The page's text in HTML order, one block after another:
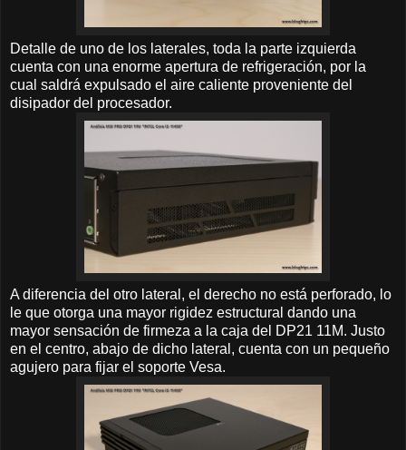
Detalle de uno de los laterales, toda la parte izquierda
cuenta con una enorme apertura de refrigeración, por la
cual saldrá expulsado el aire caliente proveniente del
disipador del procesador.
A diferencia del otro lateral, el derecho no está perforado, lo
le que otorga una mayor rigidez estructural dando una
mayor sensación de firmeza a la caja del DP21 11M. Justo
en el centro, abajo de dicho lateral, cuenta con un pequeño
agujero para fijar el soporte Vesa.